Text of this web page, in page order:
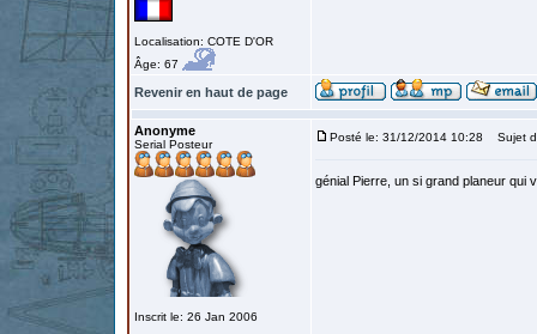
Localisation: COTE D'OR
Âge: 67
Revenir en haut de page
Anonyme
Serial Posteur
Inscrit le: 26 Jan 2006
Posté le: 31/12/2014 10:28 Sujet
génial Pierre, un si grand planeur qui